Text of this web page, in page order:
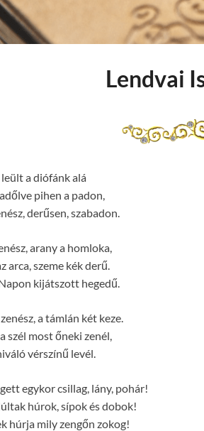
Lendvai
leült a diófánk alá
pihen a padon,
derűsen, szabadon.
arany a homloka,
arca, szeme kék derű.
kijátszott hegedű.
a támlán két keze.
szél most őneki zenél,
vérszínű levél.
egykor csillag, lány, pohár!
húrok, sípok és dobok!
húrja mily zengőn zokog!